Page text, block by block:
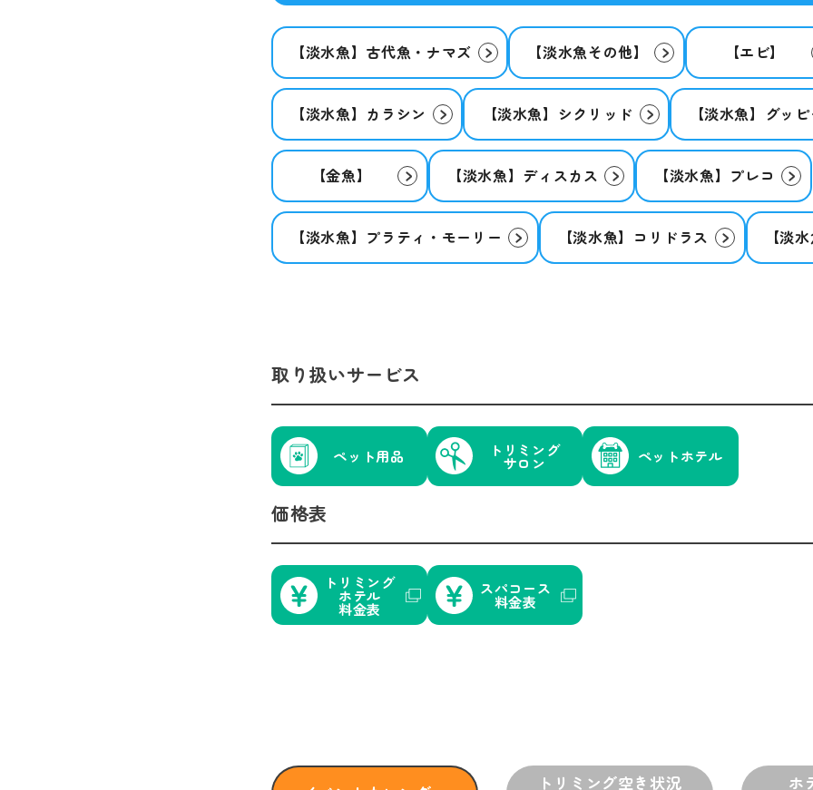
【淡水魚】古代魚・ナマズ 【淡水魚その他】 【エビ】
【淡水魚】カラシン 【淡水魚】シクリッド 【淡水魚】グッ
【金魚】 【淡水魚】ディスカス 【淡水魚】プレコ
【淡水魚】プラティ・モーリー 【淡水魚】コリドラス 【淡
取り扱いサービス
ペット用品 トリミング
サロン ペットホテル
価格表
トリミング
ホテル
料金表
スパコース
料金表
トリミング空き状況 ホ